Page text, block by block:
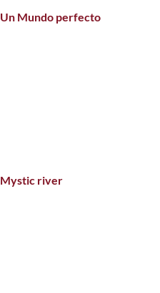
Un Mundo perfecto
Mystic river